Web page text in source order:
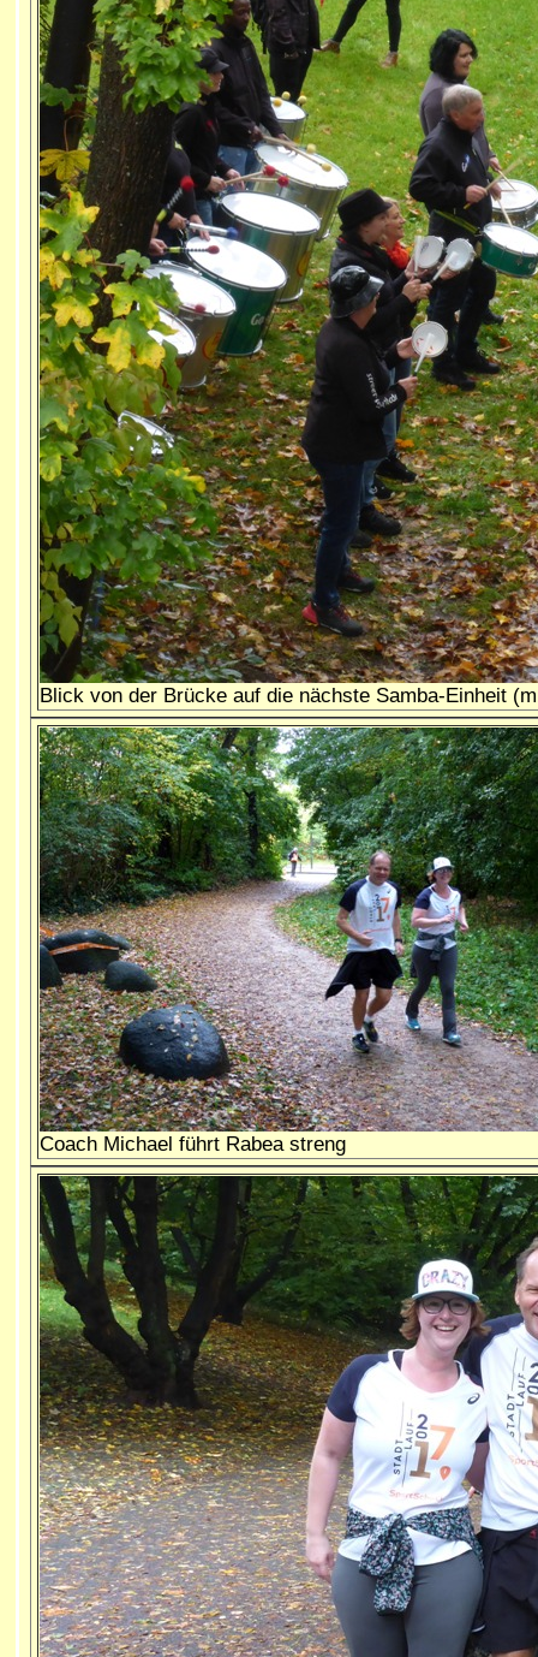
Blick von der Brücke auf die nächste Samba-Einheit
Coach Michael führt Rabea streng